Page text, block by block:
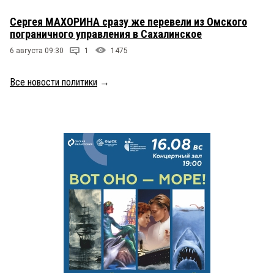
Сергея МАХОРИНА сразу же перевели из Омского
пограничного управления в Сахалинское
6 августа 09:30 1 1475
Все новости политики →